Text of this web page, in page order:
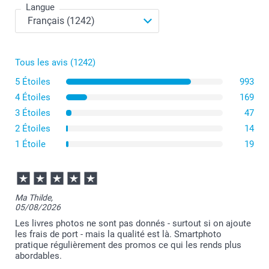
Disponibilité et prix des options
format L ou XL
ici
Dans l’outil de création, sélectionnez le remplissage
automatique après avoir ajouté vos photos. Celles-ci
sont placées dans le design que vous avez sélectionné,
par ordre chronologique et en tenant compte de leur
Langue
Tous les avis (1242)
5 Étoiles
993
4 Étoiles
169
3 Étoiles
47
2 Étoiles
14
1 Étoile
19
Ma Thilde,
05/08/2026
Les livres photos ne sont pas donnés - surtout si on ajoute
les frais de port - mais la qualité est là. Smartphoto
pratique régulièrement des promos ce qui les rends plus
abordables.